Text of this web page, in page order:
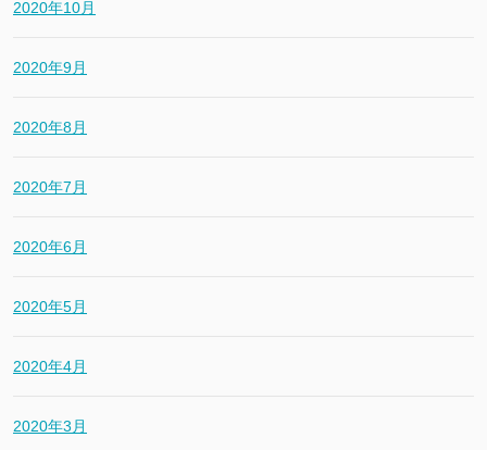
2020年10月
2020年9月
2020年8月
2020年7月
2020年6月
2020年5月
2020年4月
2020年3月